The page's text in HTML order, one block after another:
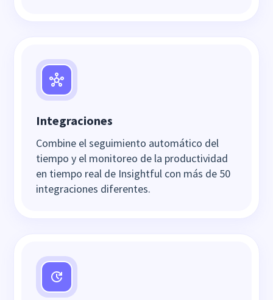
Integraciones
Combine el seguimiento automático del
tiempo y el monitoreo de la productividad
en tiempo real de Insightful con más de 50
integraciones diferentes.